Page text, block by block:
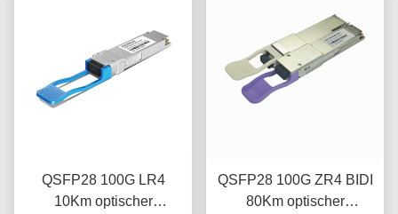
QSFP28 100G LR4
10Km optischer
QSFP28 100G ZR4 BIDI
80Km optischer